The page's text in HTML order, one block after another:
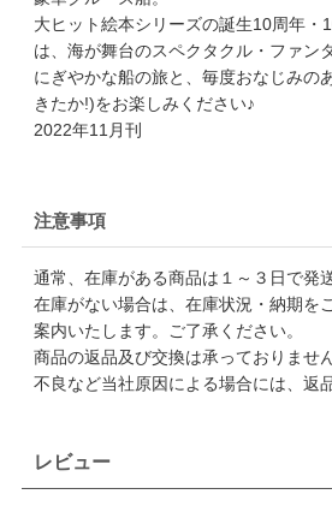
大ヒット絵本シリーズの誕生10周年・
は、海が舞台のスペクタクル・ファン
にぎやかな船の旅と、毎度おなじみの
きたか!)をお楽しみください♪
2022年11月刊
注意事項
通常、在庫がある商品は１～３日で発
在庫がない場合は、在庫状況・納期を
案内いたします。ご了承ください。
商品の返品及び交換は承っておりませ
不良など当社原因による場合には、返
レビュー